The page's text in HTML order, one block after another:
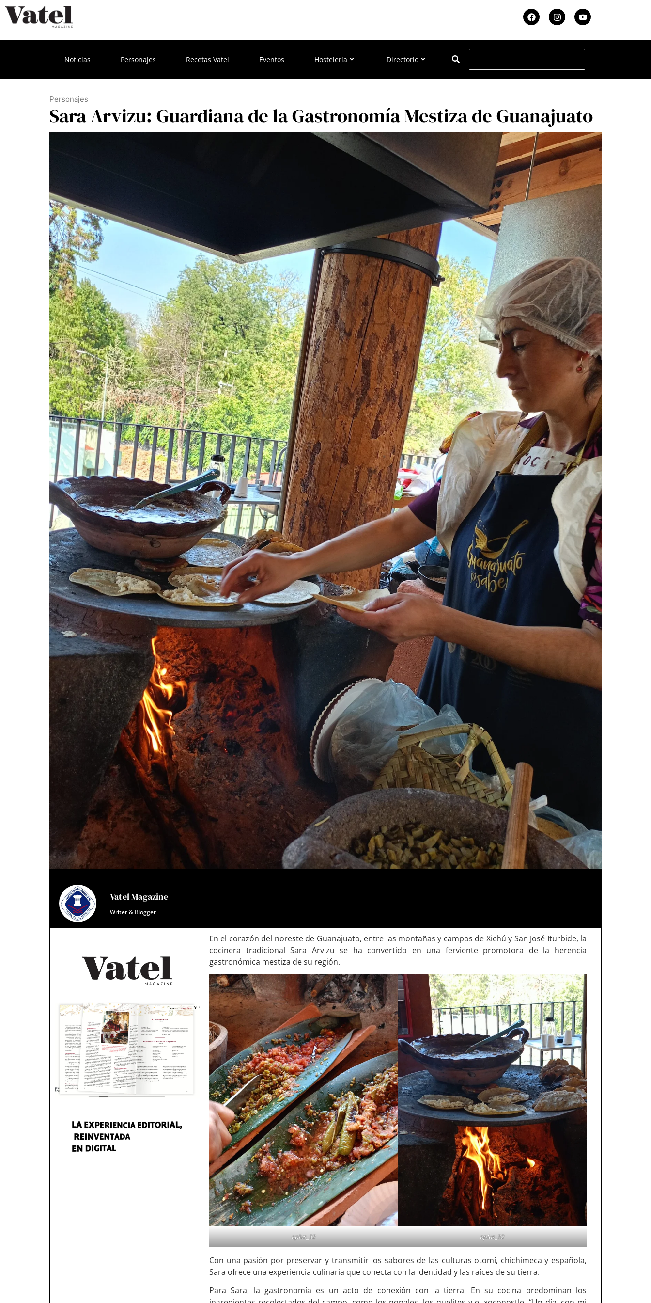
Noticias Personajes Recetas Vatel Eventos Hostelería Directorio
Personajes
Sara Arvizu: Guardiana de la Gastronomía Mestiza de Guanajuato
Vatel Magazine
Writer & Blogger
En el corazón del noreste de Guanajuato, entre las montañas y campos de Xichú y San José Iturbide, la
cocinera tradicional Sara Arvizu se ha convertido en una ferviente promotora de la herencia
gastronómica mestiza de su región.
oplus_32 oplus_32
Con una pasión por preservar y transmitir los sabores de las culturas otomí, chichimeca y española,
Sara ofrece una experiencia culinaria que conecta con la identidad y las raíces de su tierra.
Para Sara, la gastronomía es un acto de conexión con la tierra. En su cocina predominan los